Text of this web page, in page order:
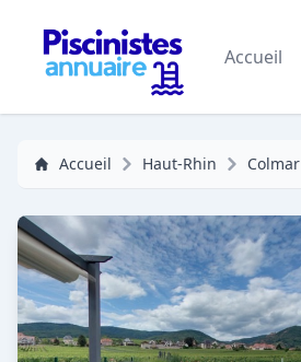
Accueil
Accueil Haut-Rhin Colmar